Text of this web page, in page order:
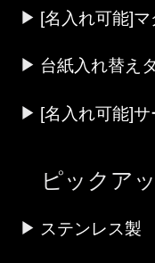
[名入れ可能]
台紙入れ替え
[名入れ可能]サ
ピックア
ステンレス製